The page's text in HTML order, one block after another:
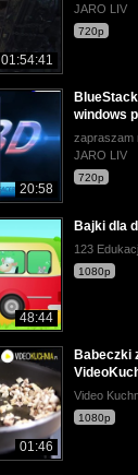
01:54:41
JARO LIV
720p
20:58
windows
zapraszam
JARO LIV
720p
48:44
Bajki dla
123
1080p
01:46
Babeczki
Video
1080p